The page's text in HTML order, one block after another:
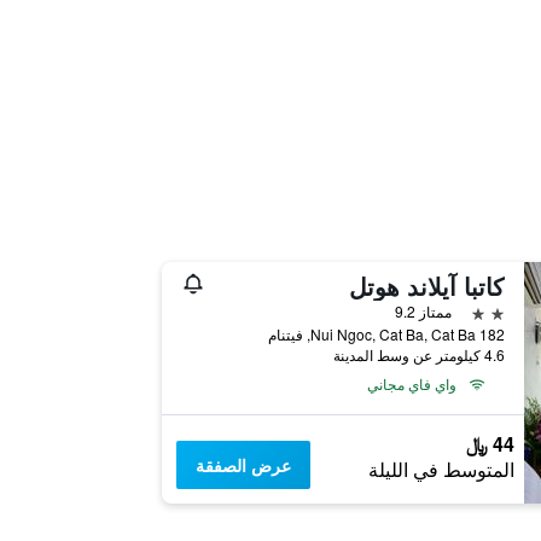
كاتبا آيلاند هوتل
2 نجمتين
ممتاز 9.2
182 Nui Ngoc, Cat Ba, Cat Ba, فيتنام
4.6 كيلومتر عن وسط المدينة
واي فاي مجاني
44 ﷼
المتوسط في الليلة عرض الصفقة